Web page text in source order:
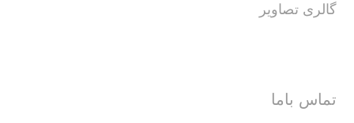
گالری تصاویر
تماس باما